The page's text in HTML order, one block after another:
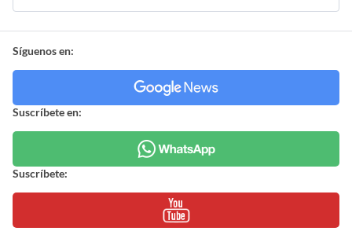
Síguenos en:
Suscríbete en:
Suscríbete: